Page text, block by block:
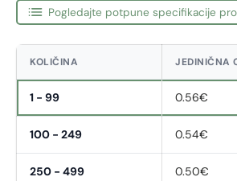
Pogledajte potpune specifikacije
KOLIČINA JEDINIČNA
1 - 99 0.56€
100 - 249 0.54€
250 - 499 0.50€